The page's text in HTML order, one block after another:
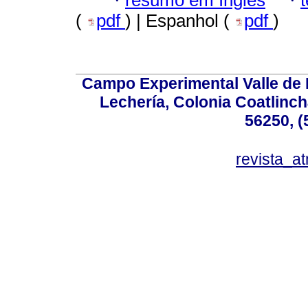
(
pdf ) | Espanhol ( pdf )
Campo Experimental Valle
Lechería, Colonia
56250,